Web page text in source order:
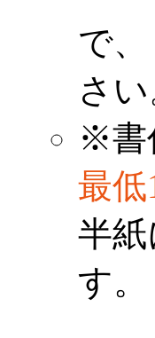
で
さい
※書
最低
半紙
す。